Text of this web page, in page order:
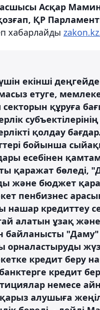
Асқар
ҚР
хабарлайды
екінші
етуге,
құруға
қолдау
бойынша
есебінен
қаражат бөледі,
және бюджет
пенбизнес
кредиттеу
алатын ұзақ
байланысты
орналастыруды
кредит беру
кредит
немесе
алушыға